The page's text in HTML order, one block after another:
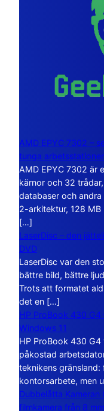
AMD EPYC 7302 –
tunga arbetsstationer
AMD EPYC 7302 är
kärnor och 32
databaser och
2-arkitektur, 128
[…]
LaserDisc – den
DVD
LaserDisc var den
bättre bild, bättre
Trots att formatet
det en […]
HP ProBook 430
Windows 11
HP ProBook 430
påkostad
teknikens
kontorsarbete, men
Dubbelåtta Kameran
filmkamera från 8